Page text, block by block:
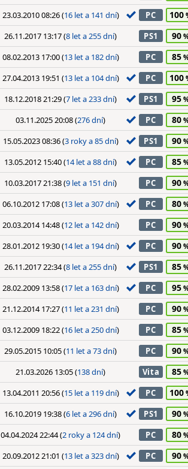
23.03.2010 08:26 (16 let a 141 dní) PC 100
26.11.2017 13:17 (8 let a 255 dní) PS1 90
08.02.2013 17:00 (13 let a 182 dní) PC 85
27.04.2013 19:51 (13 let a 104 dní) PC 100
18.12.2018 21:29 (7 let a 233 dní) PS1 95
03.11.2025 20:08 (276 dní) PC 80
15.05.2023 08:36 (3 roky a 85 dní) PS1 90
13.05.2012 15:40 (14 let a 88 dní) PC 85
10.03.2017 21:38 (9 let a 151 dní) PC 90
06.10.2012 17:08 (13 let a 307 dní) PC 80
20.03.2014 14:48 (12 let a 142 dní) PC 90
28.01.2012 19:30 (14 let a 194 dní) PC 90
26.11.2017 22:34 (8 let a 255 dní) PS1 85
28.02.2009 13:58 (17 let a 163 dní) PC 95
21.12.2014 17:27 (11 let a 231 dní) PC 90
03.12.2009 18:22 (16 let a 250 dní) PC 85
29.05.2015 10:05 (11 let a 73 dní) PC 90
21.03.2026 13:05 (138 dní) Vita 85
13.04.2011 20:56 (15 let a 119 dní) PC 100
16.10.2019 19:38 (6 let a 296 dní) PS1 90
04.04.2024 22:44 (2 roky a 124 dní) PC 80
20.09.2012 21:01 (13 let a 323 dní) PC 90